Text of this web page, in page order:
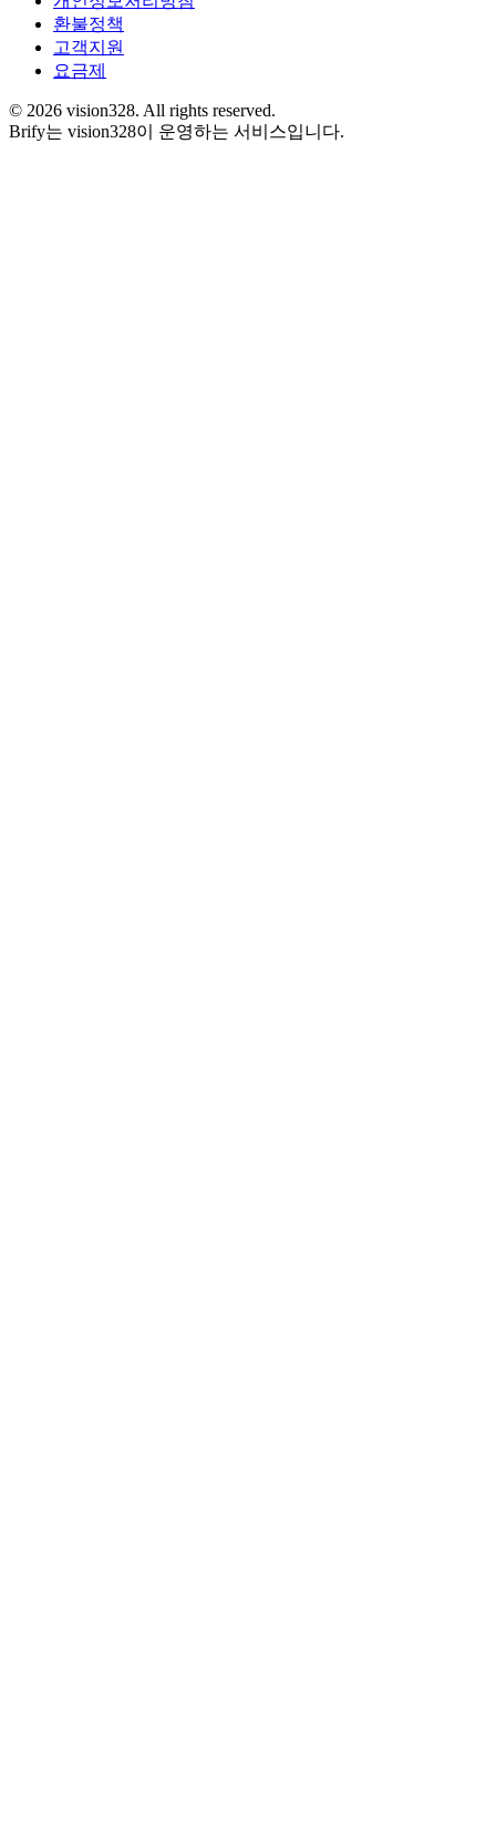
환불정책
고객지원
요금제
© 2026 vision328. All rights reserved.
Brify는 vision328이 운영하는 서비스입니다.